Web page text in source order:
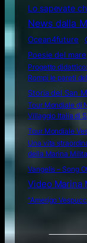
Lo sapevate
News dalla
Ocean4future
Poesie del mare
Progetto
Rompi le pareti
Storia del San
Tour Mondiale di
Villaggio Italia di
Tour Mondiale
Una vita
della Marina
Vangelis – Song
Video Marina
“Amerigo